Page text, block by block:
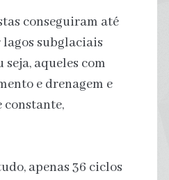
conseguiram até
subglaciais
seja, aqueles com
e drenagem e
constante,
apenas 36 ciclos